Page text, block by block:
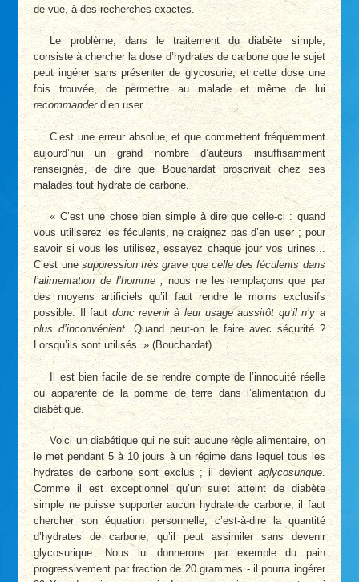
de vue, à des recherches exactes.
Le problème, dans le traitement du diabète simple,
consiste à chercher la dose d’hydrates de carbone que le sujet
peut ingérer sans présenter de glycosurie, et cette dose une
fois trouvée, de permettre au malade et même de lui
recommanderd’en user.
C’est une erreur absolue, et que commettent fréquemment
aujourd’hui un grand nombre d’auteurs insuffisamment
renseignés, de dire que Bouchardat proscrivait chez ses
malades tout hydrate de carbone.
« C’est une chose bien simple à dire que celle-ci : quand
vous utiliserez les féculents, ne craignez pas d’en user ; pour
savoir si vous les utilisez, essayez chaque jour vos urines...
C’est une suppression très grave que celle des féculents dans
l’alimentation de l’homme ; nous ne les remplaçons que par
des moyens artificiels qu’il faut rendre le moins exclusifs
possible. Il fautdonc revenir à leur usage aussitôt qu’il n’y a
plus d’inconvénient. Quand peut-on le faire avec sécurité ?
Lorsqu’ils sont utilisés. » (Bouchardat).
Il est bien facile de se rendre compte de l’innocuité réelle
ou apparente de la pomme de terre dans l’alimentation du
diabétique.
Voici un diabétique qui ne suit aucune règle alimentaire, on
le met pendant 5 à 10 jours à un régime dans lequel tous les
hydrates de carbone sont exclus ; il devientaglycosurique.
Comme il est exceptionnel qu’un sujet atteint de diabète
simple ne puisse supporter aucun hydrate de carbone, il faut
chercher son équation personnelle, c’est-à-dire la quantité
d’hydrates de carbone, qu’il peut assimiler sans devenir
glycosurique. Nous lui donnerons par exemple du pain
progressivement par fraction de 20 grammes - il pourra ingérer